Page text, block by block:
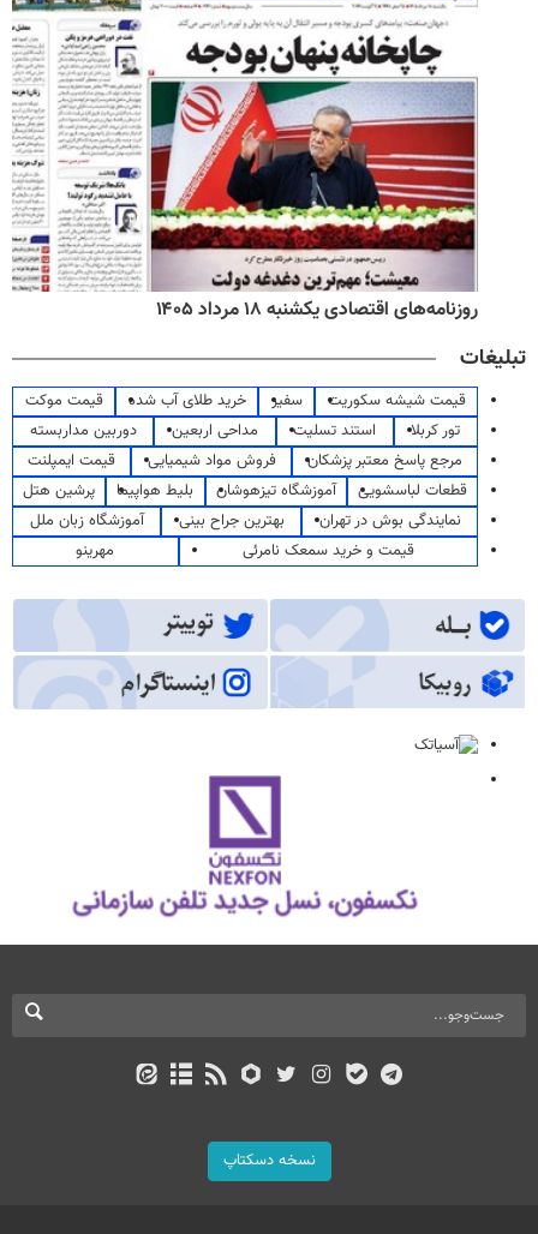
روزنامه‌های اقتصادی یکشنبه ۱۸ مرداد ۱۴۰۵
تبلیغات
قیمت شیشه سکوریت سفیر خرید طلای آب شده
قیمت موکت
تور کربلا
استند تسلیت مداحی اربعین
دوربین مداربسته
مرجع پاسخ معتبر پزشکان
فروش مواد شیمیایی
قیمت ایمپلنت
قطعات لباسشویی
آموزشگاه تیزهوشان بلیط هواپیما
پرشین هتل
نمایندگی بوش در تهران
بهترین جراح بینی
آموزشگاه زبان ملل
قیمت و خرید سمعک نامرئی
مهرینو
نسخه دسکتاپ